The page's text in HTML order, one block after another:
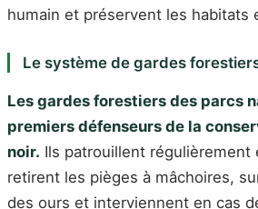
humain et préservent les habitats
Le système de gardes
Les gardes forestiers des parcs
premiers défenseurs de la
noir. Ils patrouillent régulièrement
retirent les pièges à mâchoires,
des ours et interviennent en cas